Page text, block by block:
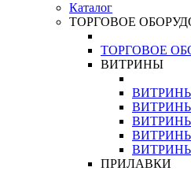
Каталог
ТОРГОВОЕ
ТОРГОВОЕ
ВИТРИНЫ
ПРИЛАВКИ